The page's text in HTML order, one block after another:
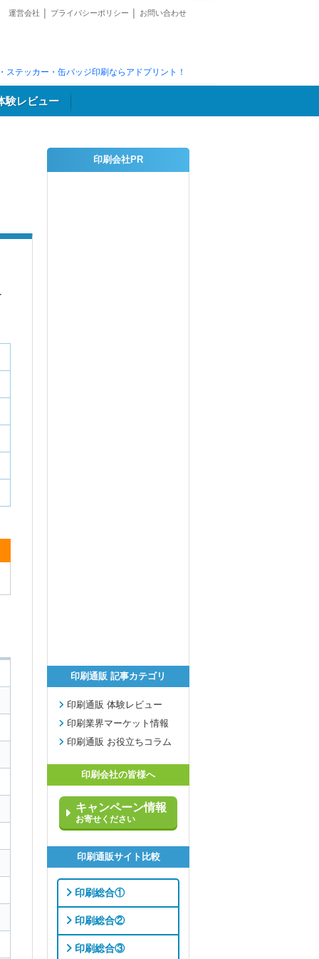
運営会社 プライバシーポリシー お問い合わせ
ステッカー・缶バッジ印刷ならアドプリント！
験レビュー
印刷会社PR
印刷通販 記事カテゴリ
印刷通販 体験レビュー
印刷業界マーケット情報
印刷通販 お役立ちコラム
印刷会社の皆様へ
キャンペーン情報
お寄せください
印刷通販サイト比較
印刷総合①
印刷総合②
印刷総合③